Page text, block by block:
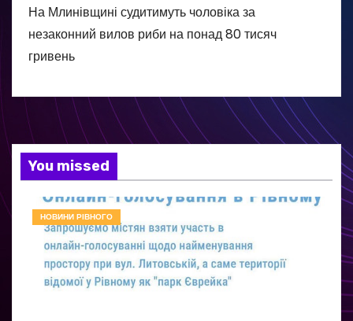
На Млинівщині судитимуть чоловіка за
незаконний вилов риби на понад 80 тисяч
гривень
You missed
НОВИНИ РІВНОГО